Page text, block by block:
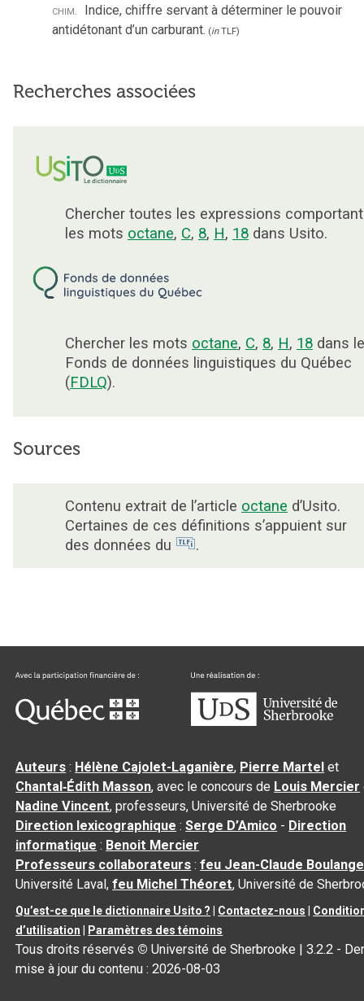
chim. Indice, chiffre servant à déterminer le pouvoir
antidétonant d’un carburant. (inTLF)
Recherches associées
Chercher toutes les expressions comportant
les mots octane, C, 8, H, 18 dans Usito.
Chercher les mots octane, C, 8, H, 18 dans le
Fonds de données linguistiques du Québec
(FDLQ).
Sources
Contenu extrait de l’article octane d’Usito.
Certaines de ces définitions s’appuient sur
des données du
.
Auteurs : Hélène Cajolet-Laganière, Pierre Martel et
Chantal‑Édith Masson, avec le concours de Louis Mercier
Nadine Vincent, professeurs, Université de Sherbrooke
Direction lexicographique :Serge D’Amico - Direction
informatique : Benoit Mercier
Professeurs collaborateurs :feu Jean-Claude
Université Laval,feu Michel Théoret, Université de
Qu’est-ce que le dictionnaire Usito ? Contactez-nous
d’utilisation
Paramètres des témoins
Tous droits réservés © Université de Sherbrooke |3.2.2 -
mise à jour du contenu :2026-08-03